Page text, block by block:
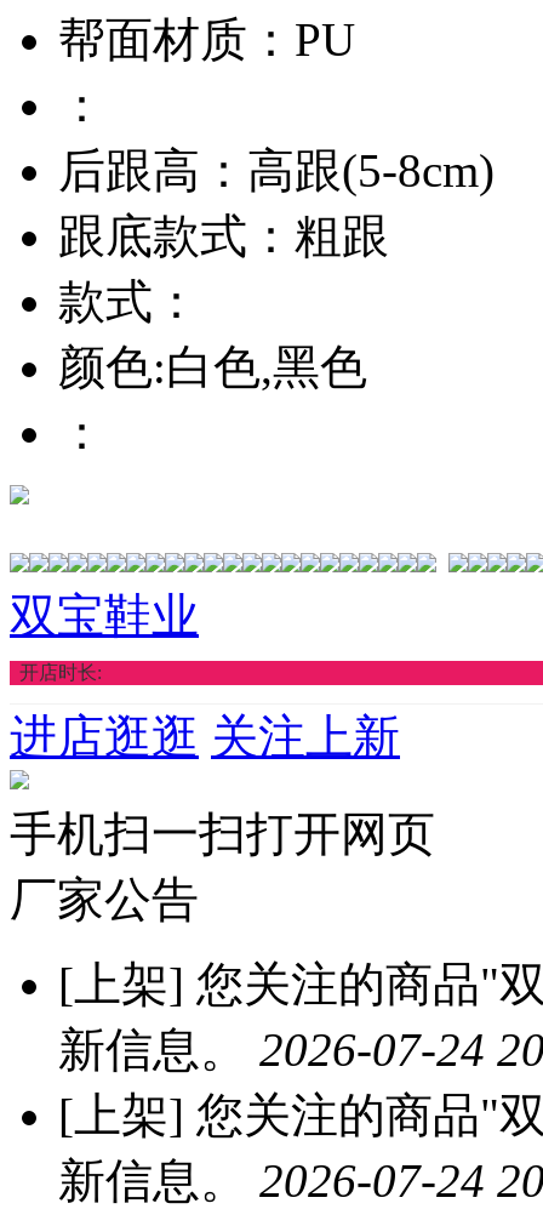
帮面材质：PU
：
后跟高：高跟(5-8cm)
跟底款式：粗跟
款式：
颜色:白色,黑色
：
双宝鞋业
开店时长:
进店逛逛 关注上新
手机扫一扫打开网页
厂家公告
[上架] 您关注的商品"
新信息。 2026-07-24
[上架] 您关注的商品"
新信息。 2026-07-24